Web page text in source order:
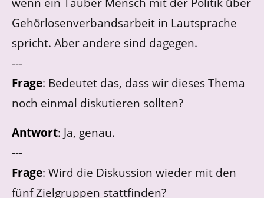
Gehörlosenverbandsarbeit in Lautsprache
spricht. Aber andere sind dagegen.
---
Frage: Bedeutet das, dass wir dieses Thema
noch einmal diskutieren sollten?
Antwort: Ja, genau.
---
Frage: Wird die Diskussion wieder mit den
fünf Zielgruppen stattfinden?